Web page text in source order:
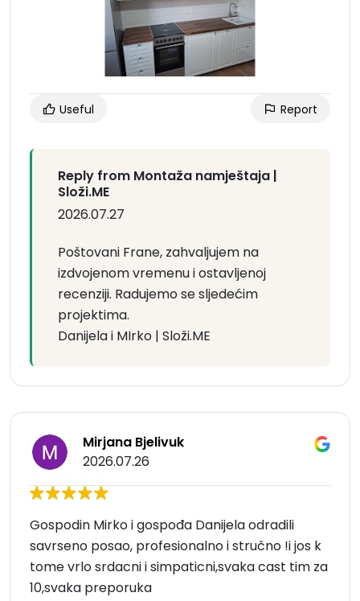
Useful Report
Reply from Montaža namještaja |
Složi.ME
2026.07.27
Poštovani Frane, zahvaljujem na
izdvojenom vremenu i ostavljenoj
recenziji. Radujemo se sljedećim
projektima.
Danijela i MIrko | Složi.ME
Mirjana Bjelivuk
2026.07.26
Gospodin Mirko i gospođa Danijela odradili
savrseno posao, profesionalno i stručno !i jos k
tome vrlo srdacni i simpaticni,svaka cast tim za
10,svaka preporuka